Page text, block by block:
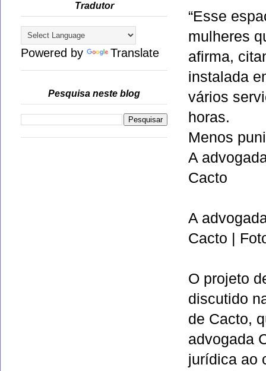
“Esse
mulheres
afirma,
instalada
vários
horas.
Menos
A
Cacto
A
Cacto |
O projeto
discutido
de Cacto,
advogada
jurídica ao
Tradutor
Powered by Translate
Pesquisa neste blog